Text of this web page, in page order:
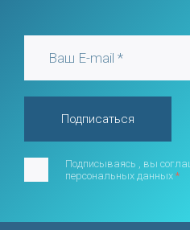
Подписываясь , вы
персональных данных *
Подписаться